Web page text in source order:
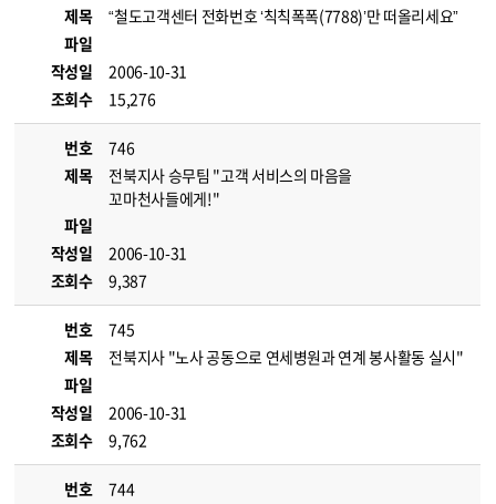
제목
“철도고객센터 전화번호 ‘칙칙폭폭(7788)’만 떠올리세요”
파일
작성일
2006-10-31
조회수
15,276
번호
746
제목
전북지사 승무팀 "고객 서비스의 마음을
꼬마천사들에게!"
파일
작성일
2006-10-31
조회수
9,387
번호
745
제목
전북지사 "노사 공동으로 연세병원과 연계 봉사활동 실시"
파일
작성일
2006-10-31
조회수
9,762
번호
744